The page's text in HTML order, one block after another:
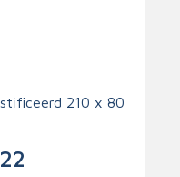
210 x 80